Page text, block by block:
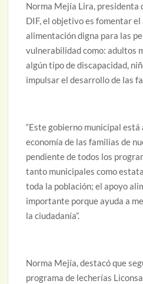
Norma Mejía Lira, presidenta
DIF, el objetivo es fomentar el
alimentación digna para las
vulnerabilidad como: adultos
algún tipo de discapacidad,
impulsar el desarrollo de las
“Este gobierno municipal está
economía de las familias de
pendiente de todos los
tanto municipales como
toda la población; el apoyo
importante porque ayuda a
la ciudadanía”.
Norma Mejía, destacó que
programa de lecherías